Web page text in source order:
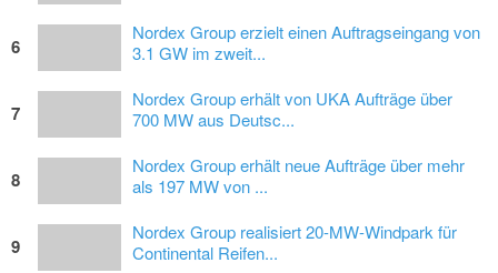
6
Nordex Group erzielt einen Auftragseingang von
3.1 GW im zweit...
7
Nordex Group erhält von UKA Aufträge über
700 MW aus Deutsc...
8
Nordex Group erhält neue Aufträge über mehr
als 197 MW von ...
9
Nordex Group realisiert 20-MW-Windpark für
Continental Reifen...